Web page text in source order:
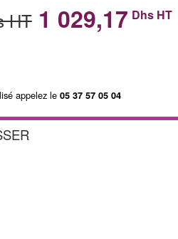
HT1 029,17 Dhs HT
appelez le 05 37 57 05 04